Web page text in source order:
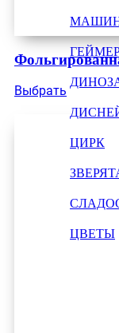
ЦИРК
ЦВЕТЫ
Выбрать